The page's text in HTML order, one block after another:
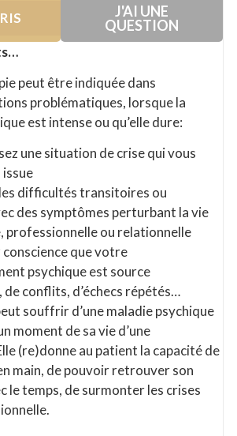
J'AI UNE
QUESTION
peut être indiquée dans
problématiques, lorsque la
est intense ou qu’elle dure:
une situation de crise qui vous
issue
difficultés transitoires ou
des symptômes perturbant la vie
professionnelle ou relationnelle
conscience que votre
psychique est source
de conflits, d’échecs répétés…
souffrir d’une maladie psychique
moment de sa vie d’une
(re)donne au patient la capacité de
main, de pouvoir retrouver son
le temps, de surmonter les crises